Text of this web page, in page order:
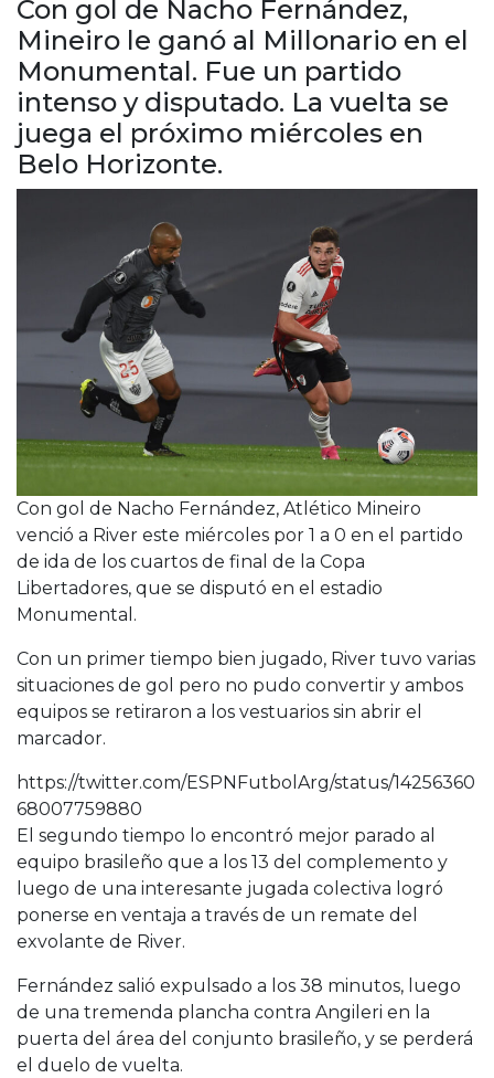
Cruz del Eje
Corredor de Ansenuza
La Carlota y zona
Laboulaye y sur
Bell Ville
Río Tercero
Despeñaderos
Con gol de Nacho Fernández,
Mineiro le ganó al Millonario en el
Monumental. Fue un partido
intenso y disputado. La vuelta se
juega el próximo miércoles en
Belo Horizonte.
Con gol de Nacho Fernández, Atlético Mineiro
venció a River este miércoles por 1 a 0 en el partido
de ida de los cuartos de final de la Copa
Libertadores, que se disputó en el estadio
Monumental.
Con un primer tiempo bien jugado, River tuvo varias
situaciones de gol pero no pudo convertir y ambos
equipos se retiraron a los vestuarios sin abrir el
marcador.
https://twitter.com/ESPNFutbolArg/status/14256360
68007759880
El segundo tiempo lo encontró mejor parado al
equipo brasileño que a los 13 del complemento y
luego de una interesante jugada colectiva logró
ponerse en ventaja a través de un remate del
exvolante de River.
Fernández salió expulsado a los 38 minutos, luego
de una tremenda plancha contra Angileri en la
puerta del área del conjunto brasileño, y se perderá
el duelo de vuelta.